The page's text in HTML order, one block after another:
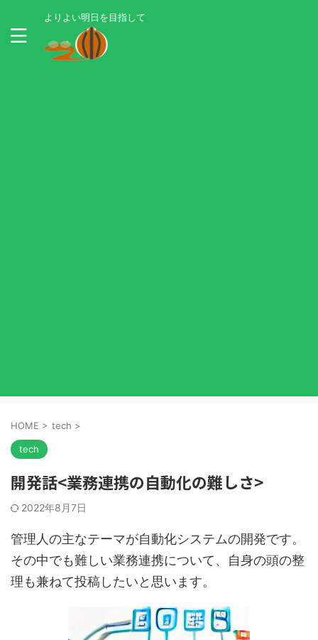
よりよい明日を目指して
HOME > tech >
tech
開発話<業務連携の自動化の難しさ>
2022年8月7日
管理人の主なテーマが自動化システムの開発です。
その中でも難しい業務連携について、自身の頭の整
理も兼ねて投稿したいと思います。